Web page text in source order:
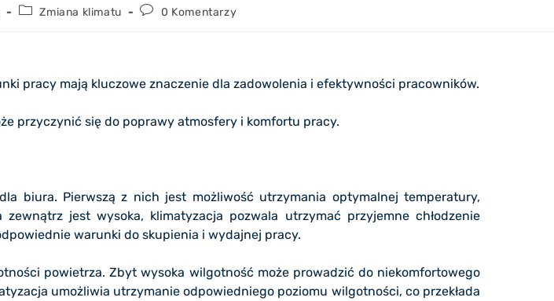
Zmiana klimatu 0 Komentarzy
pracy mają kluczowe znaczenie dla zadowolenia i efektywności pracowników.
przyczynić się do poprawy atmosfery i komfortu pracy.
biura. Pierwszą z nich jest możliwość utrzymania optymalnej temperatury,
jest wysoka, klimatyzacja pozwala utrzymać przyjemne chłodzenie
warunki do skupienia i wydajnej pracy.
powietrza. Zbyt wysoka wilgotność może prowadzić do niekomfortowego
umożliwia utrzymanie odpowiedniego poziomu wilgotności, co przekłada